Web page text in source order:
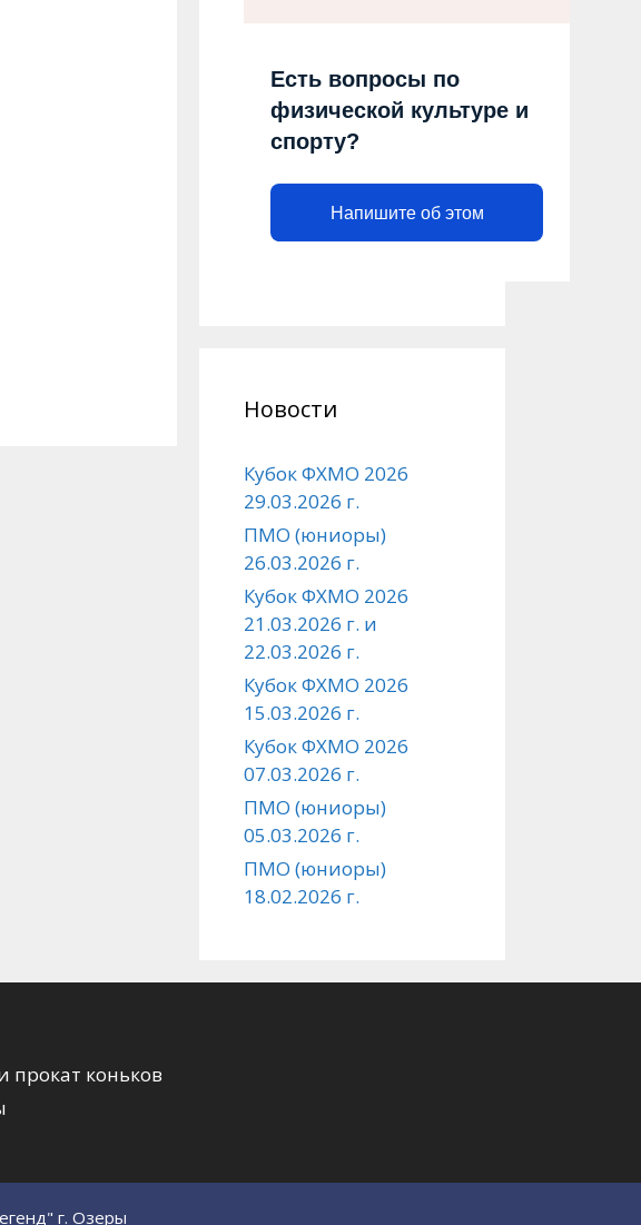
Есть вопросы по
физической культуре и
спорту?
Напишите об этом
Новости
Кубок ФХМО 2026
29.03.2026 г.
ПМО (юниоры)
26.03.2026 г.
Кубок ФХМО 2026
21.03.2026 г. и
22.03.2026 г.
Кубок ФХМО 2026
15.03.2026 г.
Кубок ФХМО 2026
07.03.2026 г.
ПМО (юниоры)
05.03.2026 г.
ПМО (юниоры)
18.02.2026 г.
прокат коньков
г. Озеры